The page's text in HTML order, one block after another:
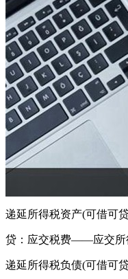
递延所得税资产(可借可
贷：应交税费——应交所
递延所得税负债(可借可